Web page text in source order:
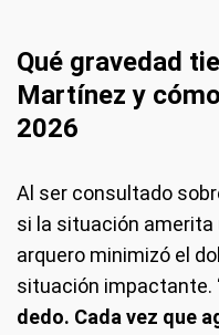
Qué gravedad
Martínez y
2026
Al ser consultado
si la situación amerita
arquero minimizó el
situación impactante.
dedo. Cada vez que